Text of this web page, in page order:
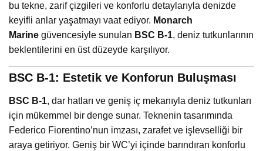
bu tekne, zarif çizgileri ve konforlu detaylarıyla denizde
keyifli anlar yaşatmayı vaat ediyor. Monarch
Marine güvencesiyle sunulan BSC B-1, deniz tutkunlarının
beklentilerini en üst düzeyde karşılıyor.
BSC B-1: Estetik ve Konforun Buluşması
BSC B-1, dar hatları ve geniş iç mekanıyla deniz tutkunları
için mükemmel bir denge sunar. Teknenin tasarımında
Federico Fiorentino’nun imzası, zarafet ve işlevselliği bir
araya getiriyor. Geniş bir WC’yi içinde barındıran konforlu